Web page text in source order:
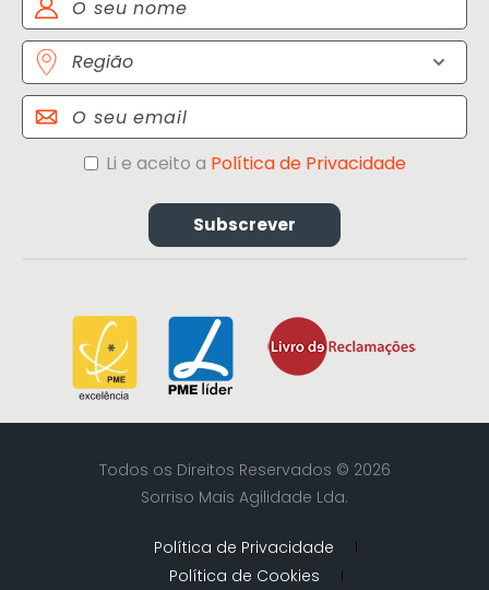
Região
Email
Li e aceito a Política de Privacidade
Todos os Direitos Reservados © 2026
Sorriso Mais Agilidade Lda.
Política de Privacidade
Política de Cookies